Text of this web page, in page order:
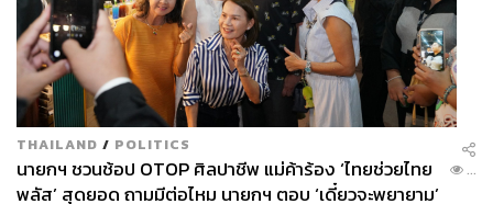
THAILAND / POLITICS
นายกฯ ชวนช้อป OTOP ศิลปาชีพ แม่ค้าร้อง ‘ไทยช่วยไทย
พลัส’ สุดยอด ถามมีต่อไหม นายกฯ ตอบ ‘เดี๋ยวจะพยายาม’
...